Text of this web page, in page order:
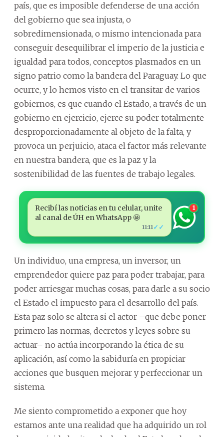
país, que es imposible defenderse de una acción
del gobierno que sea injusta, o
sobredimensionada, o mismo intencionada para
conseguir desequilibrar el imperio de la justicia e
igualdad para todos, conceptos plasmados en un
signo patrio como la bandera del Paraguay. Lo que
ocurre, y lo hemos visto en el transitar de varios
gobiernos, es que cuando el Estado, a través de un
gobierno en ejercicio, ejerce su poder totalmente
desproporcionadamente al objeto de la falta, y
provoca un perjuicio, ataca el factor más relevante
en nuestra bandera, que es la paz y la
sostenibilidad de las fuentes de trabajo legales.
Recibí las noticias en tu celular, unite
al canal de ÚH en WhatsApp 🤩
11:11✓✓
1
Un individuo, una empresa, un inversor, un
emprendedor quiere paz para poder trabajar, para
poder arriesgar muchas cosas, para darle a su socio
el Estado el impuesto para el desarrollo del país.
Esta paz solo se altera si el actor –que debe poner
primero las normas, decretos y leyes sobre su
actuar– no actúa incorporando la ética de su
aplicación, así como la sabiduría en propiciar
acciones que busquen mejorar y perfeccionar un
sistema.
Me siento comprometido a exponer que hoy
estamos ante una realidad que ha adquirido un rol